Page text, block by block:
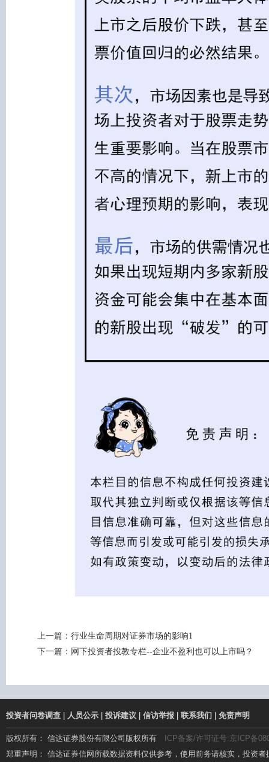
上一篇： 行业生命周期对证券市场的影响1
下一篇： 网下投资者投教专栏--企业不盈利也可以上市吗？
投资者问卷调查 人员公示 投诉建议 信访举报 联系我们 免责声明
版权所有： 信达证券股份有限公司版权所有
ICP备案/许可证号:京ICP备
郑重声明： 信达证券信网所载数据资料仅供参考，使用前务请核实，投资